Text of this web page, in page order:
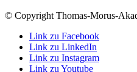
© Copyright Thomas-Morus-
Link zu Facebook
Link zu LinkedIn
Link zu Instagram
Link zu Youtube